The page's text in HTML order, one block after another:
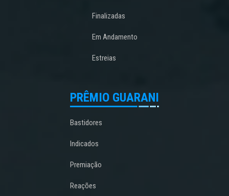
Finalizadas
Em Andamento
Estreias
PRÊMIO GUARANI
Bastidores
Indicados
Premiação
Reações